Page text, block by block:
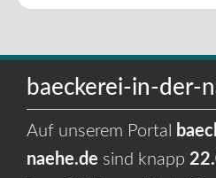
baeckerei-in-der-
Auf unserem Portal
naehe.de sind knapp